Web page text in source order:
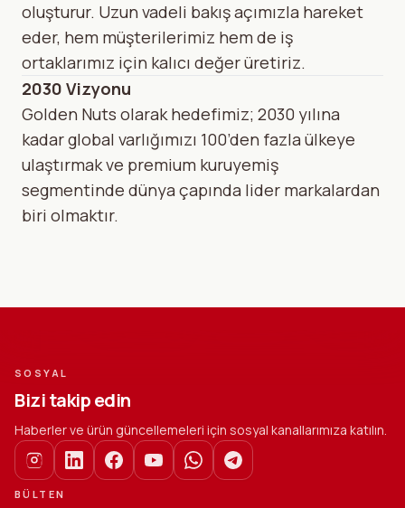
oluşturur. Uzun vadeli bakış açımızla hareket
eder, hem müşterilerimiz hem de iş
ortaklarımız için kalıcı değer üretiriz.
2030 Vizyonu
Golden Nuts olarak hedefimiz; 2030 yılına
kadar global varlığımızı 100’den fazla ülkeye
ulaştırmak ve premium kuruyemiş
segmentinde dünya çapında lider markalardan
biri olmaktır.
SOSYAL
Bizi takip edin
Haberler ve ürün güncellemeleri için sosyal kanallarımıza katılın.
BÜLTEN